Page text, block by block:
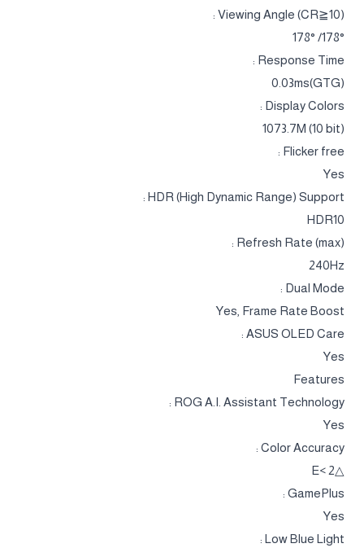
Viewing Angle (CR≧10) :
178°/ 178°
Response Time :
0.03ms(GTG)
Display Colors :
1073.7M (10 bit)
Flicker free :
Yes
HDR (High Dynamic Range) Support :
HDR10
Refresh Rate (max) :
240Hz
Dual Mode :
Yes, Frame Rate Boost
ASUS OLED Care :
Yes
Features
ROG A.I. Assistant Technology :
Yes
Color Accuracy :
△E< 2
GamePlus :
Yes
Low Blue Light :